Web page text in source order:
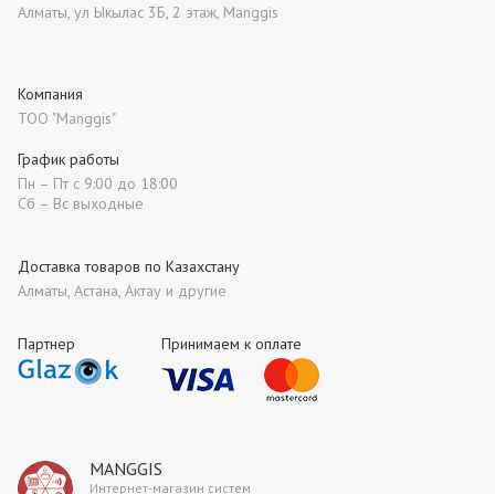
MANGGIS
Интернет-магазин систем
Партнер Принимаем к оплате
Алматы, ул Ыкылас 3Б, 2 этаж, Manggis
Компания
ТОО "Manggis"
Доставка товаров по Казахстану
Алматы, Астана, Актау и другие
График работы
Пн – Пт с 9:00 до 18:00
Сб – Вс выходные